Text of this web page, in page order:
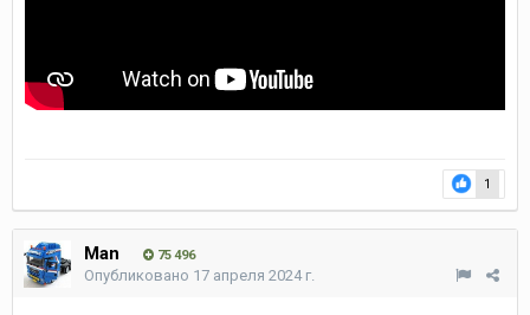
1
Man 75 496
Опубликовано 17 апреля 2024 г.